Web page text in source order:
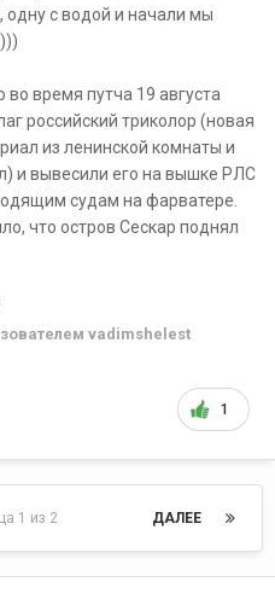
одну с водой и начали мы
время путча 19 августа
российский триколор (новая
из ленинской комнаты и
и вывесили его на вышке РЛС
судам на фарватере.
что остров Сескар поднял
vadimshelest
1
ДАЛЕЕ
1 из 2